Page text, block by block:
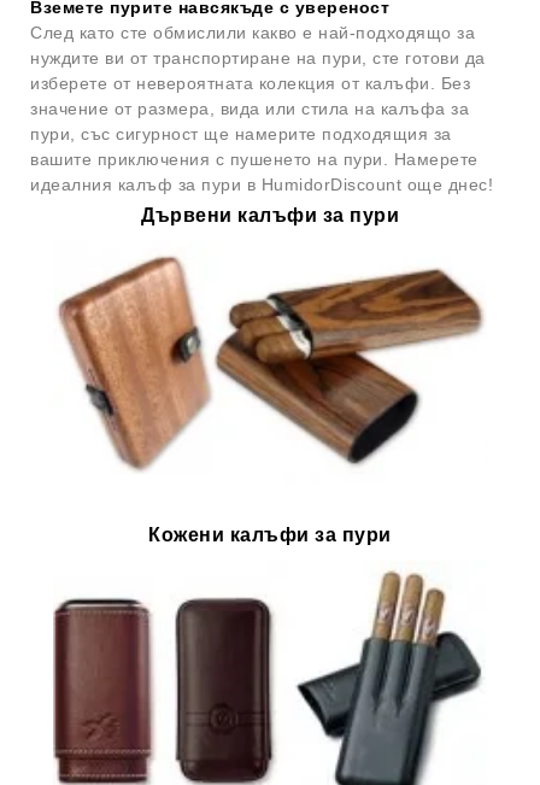
Вземете пурите навсякъде с увереност
След като сте обмислили какво е най-подходящо за
нуждите ви от транспортиране на пури, сте готови да
изберете от невероятната колекция от калъфи. Без
значение от размера, вида или стила на калъфа за
пури, със сигурност ще намерите подходящия за
вашите приключения с пушенето на пури. Намерете
идеалния калъф за пури в HumidorDiscount още днес!
Дървени калъфи за пури
Кожени калъфи за пури